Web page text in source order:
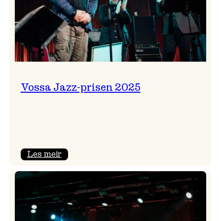
Vossa Jazz-prisen 2025
Les meir:
prisen
2025